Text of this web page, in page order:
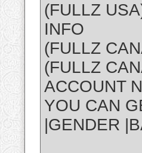
(FULLZ
INFO
(FULLZ
(FULLZ
ACCOUNT
YOU CAN
|GENDER